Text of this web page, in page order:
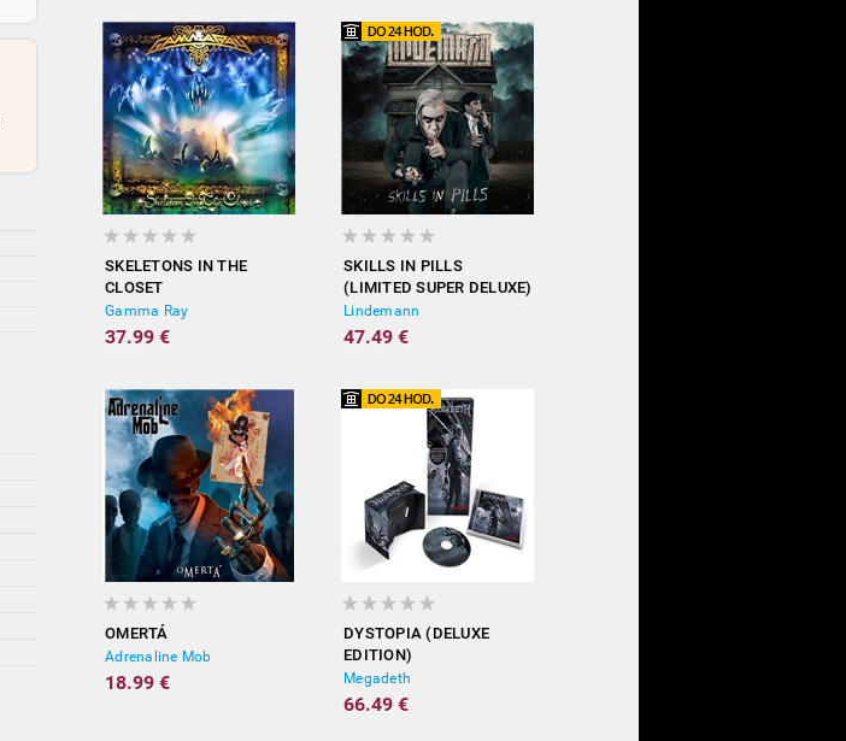
SKELETONS IN THE
CLOSET
Gamma Ray
37.99 €
SKILLS IN PILLS
(LIMITED SUPER DELUXE)
Lindemann
47.49 €
OMERTÁ
Adrenaline Mob
18.99 €
DYSTOPIA (DELUXE
EDITION)
Megadeth
66.49 €